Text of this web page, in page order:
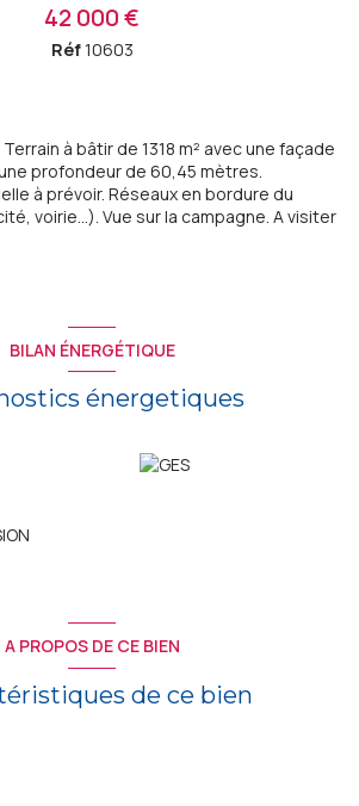
42 000 €
Réf10603
à bâtir de 1318 m² avec une façade
profondeur de 60,45 mètres.
à prévoir. Réseaux en bordure du
voirie...). Vue sur la campagne. A visiter
BILAN ÉNERGÉTIQUE
énergetiques
A PROPOS DE CE BIEN
de ce bien